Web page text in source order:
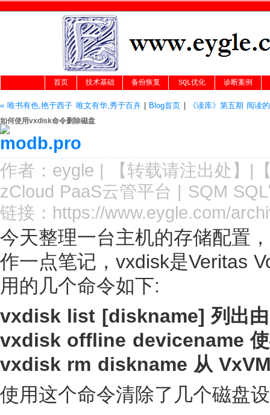
首页 技术基础 备份恢复 SQL优化 诊断案例
« 唯书有色,艳于西子 唯文有华,秀于百卉| Blog首页 《读库》第五期 阅读
如何使用vxdisk命令删除磁盘
作者： eygle | 【转载请注出处 】|
zCloud PaaS云管平台 | SQM
链接： https://www.eygle.com/
今天整理一台主机的存储配置
作一点笔记，vxdisk是Veritas
用的几个命令如下:
vxdisk list [diskname] 列出由
vxdisk offline devicename 使
vxdisk rm diskname 从
使用这个命令清除了几个磁盘